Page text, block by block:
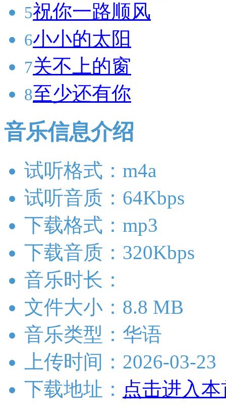
5祝你一路顺风
6小小的太阳
7关不上的窗
8至少还有你
音乐信息介绍
试听格式：m4a
试听音质：64Kbps
下载格式：mp3
下载音质：320Kbps
音乐时长：
文件大小：8.8 MB
音乐类型：华语
上传时间：2026-03-23
下载地址： 点击进入